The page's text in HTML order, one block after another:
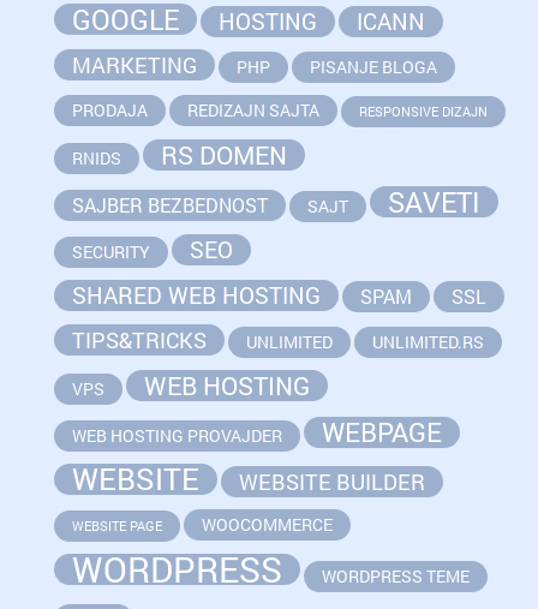
GOOGLE HOSTING ICANN
MARKETING PHP
PISANJE BLOGA
PRODAJA
REDIZAJN SAJTA RESPONSIVE DIZAJN
RNIDS RS DOMEN
SAJBER BEZBEDNOST SAJT SAVETI
SECURITY
SEO
SHARED WEB HOSTING
SPAM SSL
TIPS&TRICKS UNLIMITED UNLIMITED.RS
VPS WEB HOSTING
WEB HOSTING PROVAJDER WEBPAGE
WEBSITE WEBSITE BUILDER
WEBSITE PAGE WOOCOMMERCE
WORDPRESS
WORDPRESS TEME